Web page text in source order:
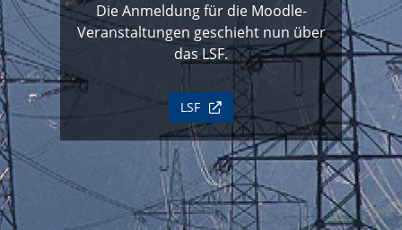
Die Anmeldung für die Moodle-
Veranstaltungen geschieht nun über
das LSF.
LSF